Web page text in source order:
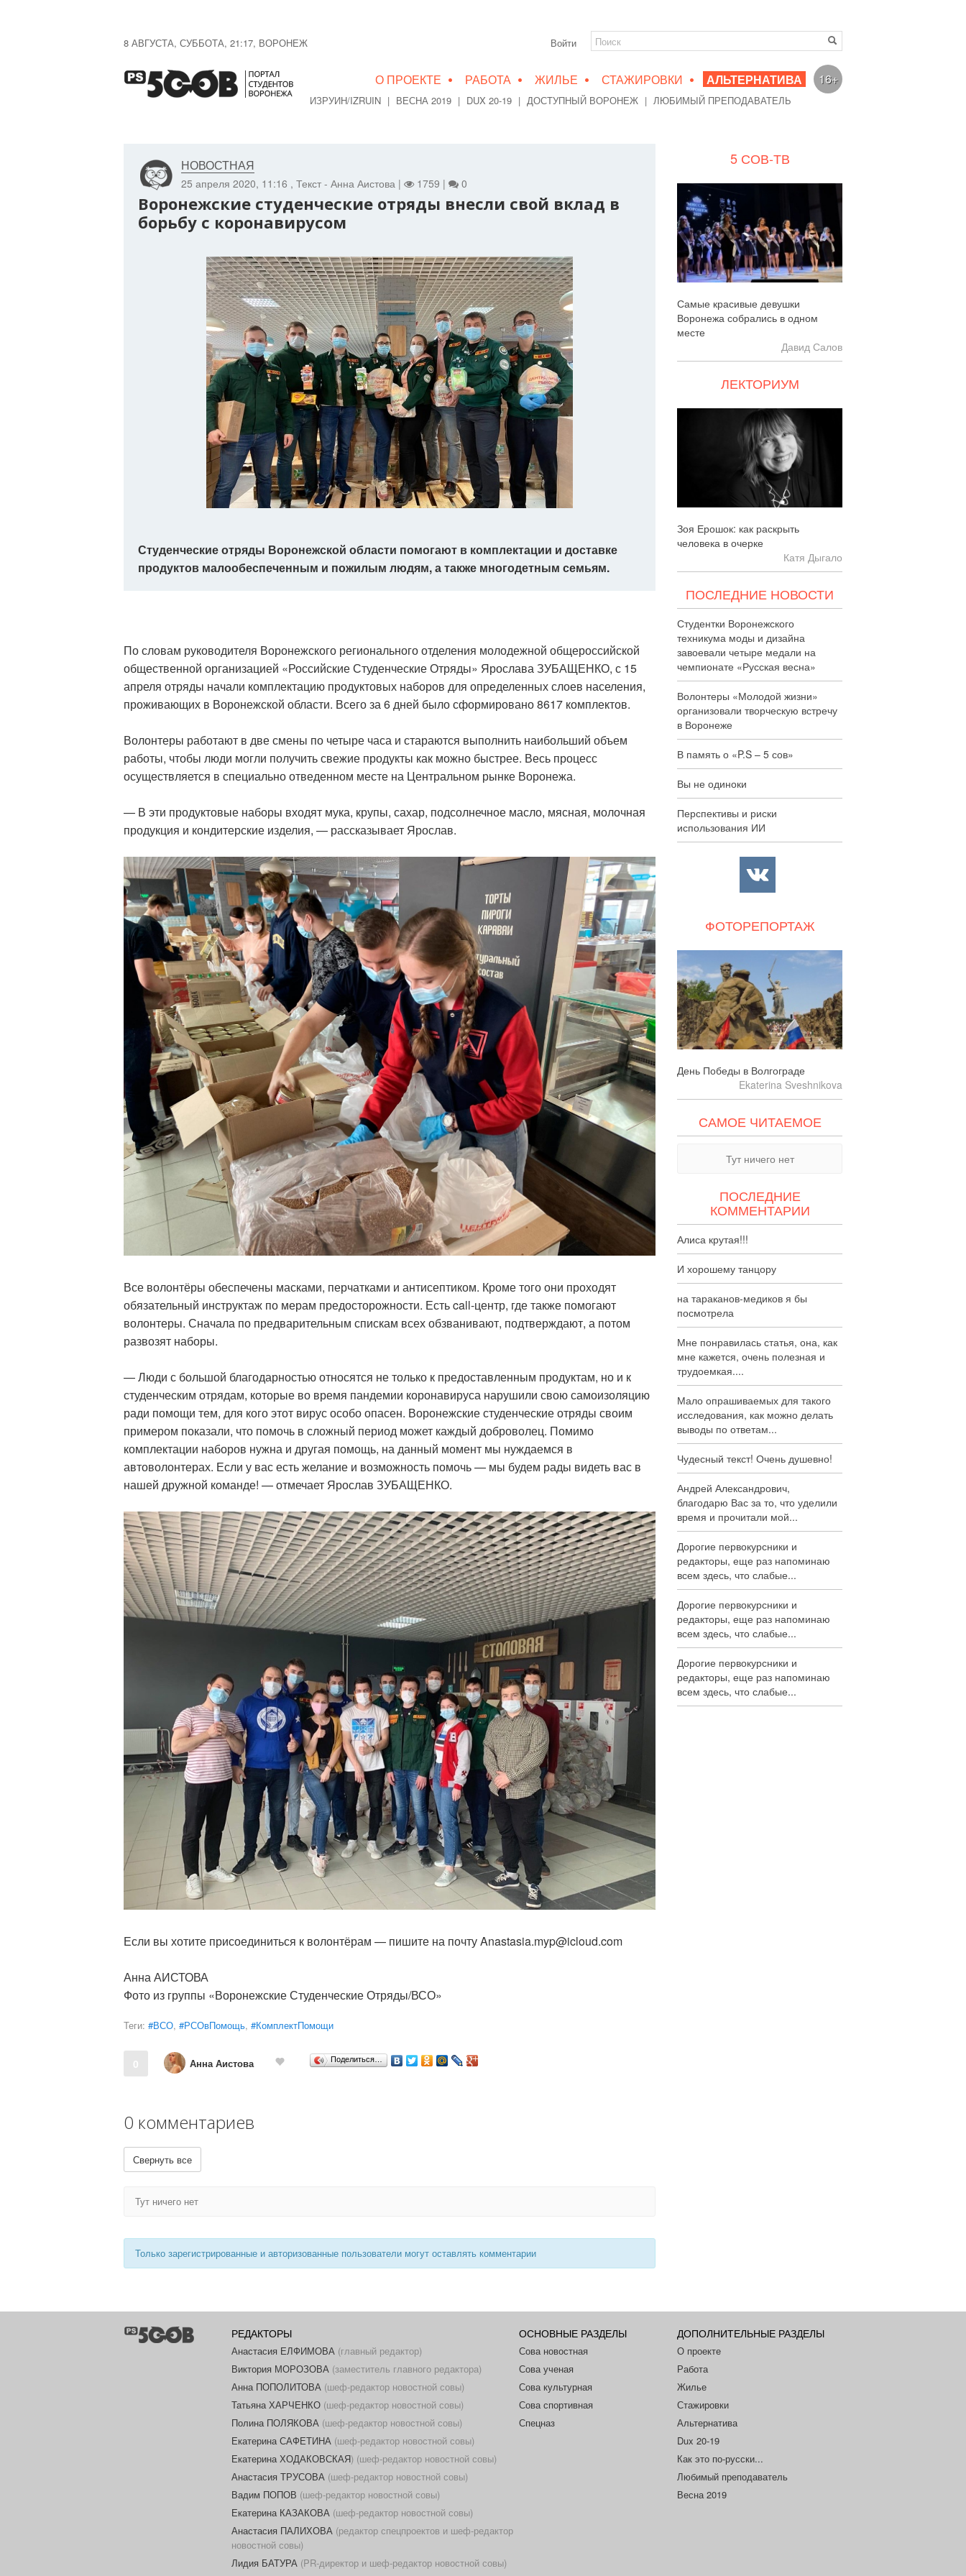
8 АВГУСТА, СУББОТА, 21:17, ВОРОНЕЖ Войти
О ПРОЕКТЕ • РАБОТА • ЖИЛЬЕ • СТАЖИРОВКИ • АЛЬТЕРНАТИВА
ИЗРУИН/IZRUIN | ВЕСНА 2019 | DUX 20-19 | ДОСТУПНЫЙ ВОРОНЕЖ | ЛЮБИМЫЙ ПРЕПОДАВАТЕЛЬ
16+
25 апреля 2020, 11:16 , Текст - Анна Аистова | 1759 | 0
НОВОСТНАЯ
Воронежские студенческие отряды внесли свой вклад в
борьбу с коронавирусом
Студенческие отряды Воронежской области помогают в комплектации и доставке
продуктов малообеспеченным и пожилым людям, а также многодетным семьям.
По словам руководителя Воронежского регионального отделения молодежной общероссийской
общественной организацией «Российские Студенческие Отряды» Ярослава ЗУБАЩЕНКО, с 15
апреля отряды начали комплектацию продуктовых наборов для определенных слоев населения,
проживающих в Воронежской области. Всего за 6 дней было сформировано 8617 комплектов.
Волонтеры работают в две смены по четыре часа и стараются выполнить наибольший объем
работы, чтобы люди могли получить свежие продукты как можно быстрее. Весь процесс
осуществляется в специально отведенном месте на Центральном рынке Воронежа.
— В эти продуктовые наборы входят мука, крупы, сахар, подсолнечное масло, мясная, молочная
продукция и кондитерские изделия, — рассказывает Ярослав.
Все волонтёры обеспечены масками, перчатками и антисептиком. Кроме того они проходят
обязательный инструктаж по мерам предосторожности. Есть call-центр, где также помогают
волонтеры. Сначала по предварительным спискам всех обзванивают, подтверждают, а потом
развозят наборы.
— Люди с большой благодарностью относятся не только к предоставленным продуктам, но и к
студенческим отрядам, которые во время пандемии коронавируса нарушили свою самоизоляцию
ради помощи тем, для кого этот вирус особо опасен. Воронежские студенческие отряды своим
примером показали, что помочь в сложный период может каждый доброволец. Помимо
комплектации наборов нужна и другая помощь, на данный момент мы нуждаемся в
автоволонтерах. Если у вас есть желание и возможность помочь — мы будем рады видеть вас в
нашей дружной команде! — отмечает Ярослав ЗУБАЩЕНКО.
Если вы хотите присоединиться к волонтёрам — пишите на почту Anastasia.myp@icloud.com
Анна АИСТОВА
Фото из группы «Воронежские Студенческие Отряды/ВСО»
Теги: #ВСО, #РСОвПомощь, #КомплектПомощи
0 Анна Аистова Поделиться…
0 комментариев
Свернуть все
Тут ничего нет
Только зарегистрированные и авторизованные пользователи могут оставлять комментарии
5 СОВ-ТВ
Самые красивые девушки
Воронежа собрались в одном
месте
Давид Салов
ЛЕКТОРИУМ
Зоя Ерошок: как раскрыть
человека в очерке
Катя Дыгало
ПОСЛЕДНИЕ НОВОСТИ
Студентки Воронежского
техникума моды и дизайна
завоевали четыре медали на
чемпионате «Русская весна»
Волонтеры «Молодой жизни»
организовали творческую встречу
в Воронеже
В память о «P.S – 5 сов»
Вы не одиноки
Перспективы и риски
использования ИИ
ФОТОРЕПОРТАЖ
День Победы в Волгограде
Ekaterina Sveshnikova
САМОЕ ЧИТАЕМОЕ
Тут ничего нет
ПОСЛЕДНИЕ
КОММЕНТАРИИ
Алиса крутая!!!
И хорошему танцору
на тараканов-медиков я бы
посмотрела
Мне понравилась статья, она, как
мне кажется, очень полезная и
трудоемкая....
Мало опрашиваемых для такого
исследования, как можно делать
выводы по ответам...
Чудесный текст! Очень душевно!
Андрей Александрович,
благодарю Вас за то, что уделили
время и прочитали мой...
Дорогие первокурсники и
редакторы, еще раз напоминаю
всем здесь, что слабые...
Дорогие первокурсники и
редакторы, еще раз напоминаю
всем здесь, что слабые...
Дорогие первокурсники и
редакторы, еще раз напоминаю
всем здесь, что слабые...
РЕДАКТОРЫ
Анастасия ЕЛФИМОВА (главный редактор)
Виктория МОРОЗОВА (заместитель главного редактора)
Анна ПОПОЛИТОВА (шеф-редактор новостной совы)
Татьяна ХАРЧЕНКО (шеф-редактор новостной совы)
Полина ПОЛЯКОВА (шеф-редактор новостной совы)
Екатерина САФЕТИНА (шеф-редактор новостной совы)
Екатерина ХОДАКОВСКАЯ) (шеф-редактор новостной совы)
Анастасия ТРУСОВА (шеф-редактор новостной совы)
Вадим ПОПОВ (шеф-редактор новостной совы)
Екатерина КАЗАКОВА (шеф-редактор новостной совы)
Анастасия ПАЛИХОВА (редактор спецпроектов и шеф-редактор
новостной совы)
Лидия БАТУРА (PR-директор и шеф-редактор новостной совы)
ОСНОВНЫЕ РАЗДЕЛЫ
Сова новостная
Сова ученая
Сова культурная
Сова спортивная
Спецназ
ДОПОЛНИТЕЛЬНЫЕ РАЗДЕЛЫ
О проекте
Работа
Жилье
Стажировки
Альтернатива
Dux 20-19
Как это по-русски...
Любимый преподаватель
Весна 2019